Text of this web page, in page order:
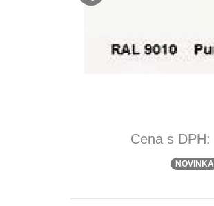
Cena s DPH:
NOVINKA